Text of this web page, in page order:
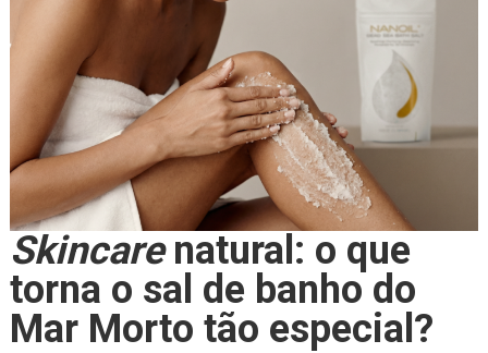
Skincarenatural: o que
torna o sal de banho do
Mar Morto tão especial?